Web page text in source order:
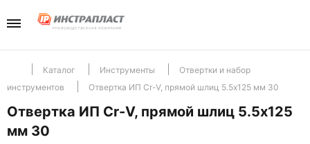
Каталог Инструменты
Отвертки и набор
инструментов
Отвертка ИП Cr-V, прямой шлиц 5.5х125 мм 30
Отвертка ИП Cr-V, прямой шлиц 5.5х125
мм 30
Отдел продаж